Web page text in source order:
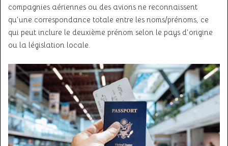
compagnies aériennes ou des avions ne reconnaissent
qu’une correspondance totale entre les noms/prénoms, ce
qui peut inclure le deuxième prénom selon le pays d’origine
ou la législation locale.